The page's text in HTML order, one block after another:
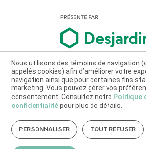
Nous utilisons des témoins de navigation
appelés cookies) afin d’améliorer votre
navigation ainsi que pour certaines fins
marketing. Vous pouvez gérer vos
consentement. Consultez notre Politique
confidentialitépour plus de détails.
PERSONNALISER TOUT REFUSER